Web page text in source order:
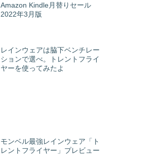
Amazon Kindle月替りセール
2022年3月版
レインウェアは脇下ベンチレー
ションで選べ。トレントフライ
ヤーを使ってみたよ
モンベル最強レインウェア「ト
レントフライヤー」プレビュー